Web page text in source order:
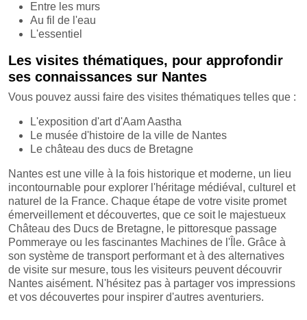
Entre les murs
Au fil de l'eau
L'essentiel
Les visites thématiques, pour approfondir
ses connaissances sur Nantes
Vous pouvez aussi faire des visites thématiques telles que :
L'exposition d'art d'Aam Aastha
Le musée d'histoire de la ville de Nantes
Le château des ducs de Bretagne
Nantes est une ville à la fois historique et moderne, un lieu
incontournable pour explorer l'héritage médiéval, culturel et
naturel de la France. Chaque étape de votre visite promet
émerveillement et découvertes, que ce soit le majestueux
Château des Ducs de Bretagne, le pittoresque passage
Pommeraye ou les fascinantes Machines de l'Île. Grâce à
son système de transport performant et à des alternatives
de visite sur mesure, tous les visiteurs peuvent découvrir
Nantes aisément. N'hésitez pas à partager vos impressions
et vos découvertes pour inspirer d'autres aventuriers.